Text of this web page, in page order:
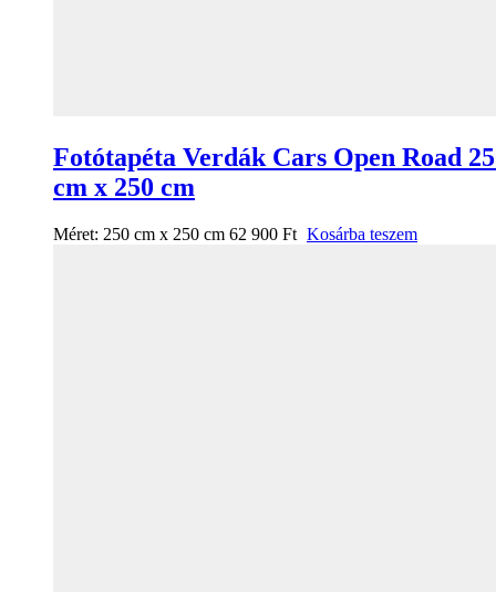
Fotótapéta Verdák Cars Open Road
cm x 250 cm
Méret: 250 cm x 250 cm 62 900 Ft Kosárba teszem